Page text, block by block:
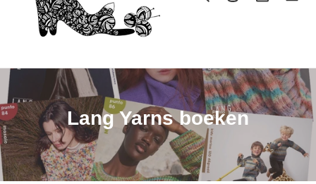
C
o
l
Lang Yarns boeken